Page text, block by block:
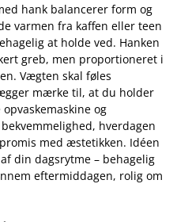
hank balancerer form og
varmen fra kaffen eller teen
at holde ved. Hanken
greb, men proportioneret i
Vægten skal føles
mærke til, at du holder
og
hverdagen
med æstetikken. Idéen
din dagsrytme – behagelig
eftermiddagen, rolig om